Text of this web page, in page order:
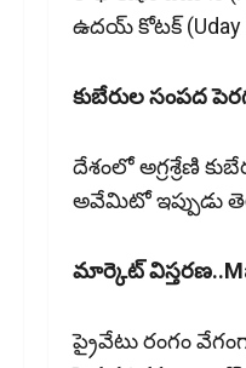
ఉదయ్‌ కోటక్‌ (Uday
కుబేరుల సంపద
దేశంలో అగ్రశ్రేణి
అవేమిటో ఇప్పుడు
మార్కెట్‌
ప్రైవేటు రంగం